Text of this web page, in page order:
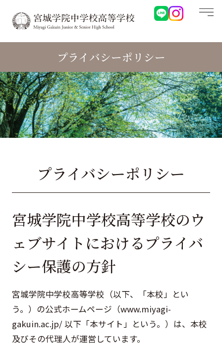
プライバシーポリシー
プライバシーポリシー
宮城学院中学校高等学校のウ
ェブサイトにおけるプライバ
シー保護の方針
宮城学院中学校高等学校（以下、「本校」とい
う。）の公式ホームページ（www.miyagi-
gakuin.ac.jp/ 以下「本サイト」という。）は、本校
及びその代理人が運営しています。